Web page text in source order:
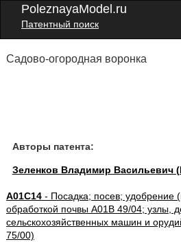
PoleznayaModel.ru
Патентный поиск
Садово-огородная воронка
Авторы патента:
Зеленков Владимир Васильевич
A01C14- Посадка; посев; удобрение
обработкой почвы A01B 49/04; узлы,
сельскохозяйственных машин и
75/00)